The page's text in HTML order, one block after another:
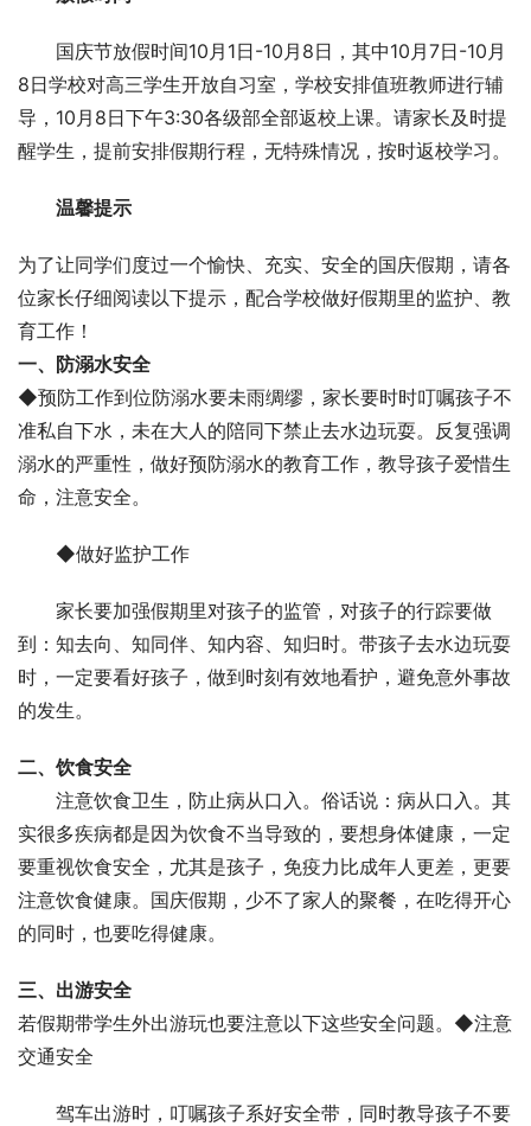
国庆节放假时间10月1日-10月8日，其中10月7日-10月
8日学校对高三学生开放自习室，学校安排值班教师进行辅
导，10月8日下午3:30各级部全部返校上课。请家长及时提
醒学生，提前安排假期行程，无特殊情况，按时返校学习。
温馨提示
为了让同学们度过一个愉快、充实、安全的国庆假期，请各
位家长仔细阅读以下提示，配合学校做好假期里的监护、教
育工作！
一、 防溺水安全
◆预防工作到位防溺水要未雨绸缪，家长要时时叮嘱孩子不
准私自下水，未在大人的陪同下禁止去水边玩耍。反复强调
溺水的严重性，做好预防溺水的教育工作，教导孩子爱惜生
命，注意安全。
◆做好监护工作
家长要加强假期里对孩子的监管，对孩子的行踪要做
到：知去向、知同伴、知内容、知归时。带孩子去水边玩耍
时，一定要看好孩子，做到时刻有效地看护，避免意外事故
的发生。
二、饮食安全
注意饮食卫生，防止病从口入。俗话说：病从口入。其
实很多疾病都是因为饮食不当导致的，要想身体健康，一定
要重视饮食安全，尤其是孩子，免疫力比成年人更差，更要
注意饮食健康。国庆假期，少不了家人的聚餐，在吃得开心
的同时，也要吃得健康。
三、 出游安全
若假期带学生外出游玩也要注意以下这些安全问题。◆注意
交通安全
驾车出游时，叮嘱孩子系好安全带，同时教导孩子不要